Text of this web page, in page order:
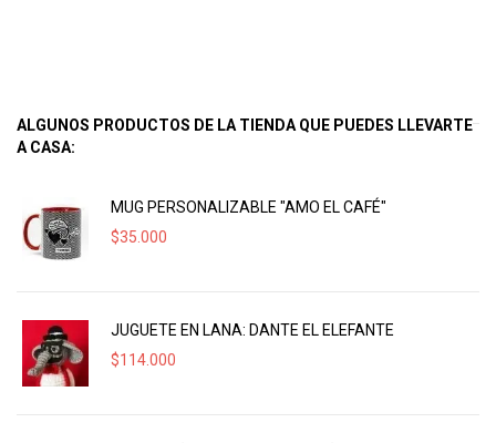
ALGUNOS PRODUCTOS DE LA TIENDA QUE PUEDES LLEVARTE
A CASA:
MUG PERSONALIZABLE "AMO EL CAFÉ"
$35.000
JUGUETE EN LANA: DANTE EL ELEFANTE
$114.000